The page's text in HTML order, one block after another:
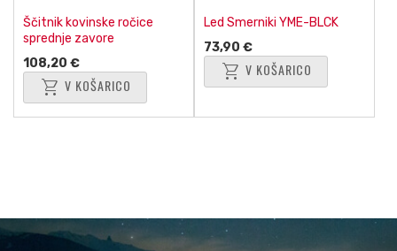
Ščitnik kovinske ročice
sprednje zavore
108,20 €
shopping_cart V KOŠARICO
Led Smerniki YME-BLCK
73,90 €
shopping_cart V KOŠARICO